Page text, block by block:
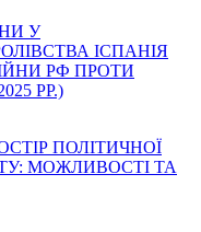
У
ІСПАНІЯ
РФ ПРОТИ
РР.)
ПОЛІТИЧНОЇ
МОЖЛИВОСТІ ТА